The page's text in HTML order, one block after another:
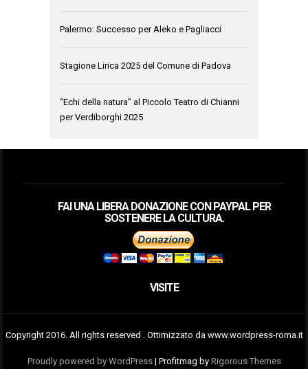
Palermo: Successo per Aleko e Pagliacci
Stagione Lirica 2025 del Comune di Padova
“Echi della natura” al Piccolo Teatro di Chianni
per Verdiborghi 2025
FAI UNA LIBERA DONAZIONE CON PAYPAL PER
SOSTENERE LA CULTURA.
VISITE
Copyright 2016. All rights reserved . Ottimizzato da www.wordpress-roma.it
Proudly powered by WordPress | Profitmag by Rigorous Themes